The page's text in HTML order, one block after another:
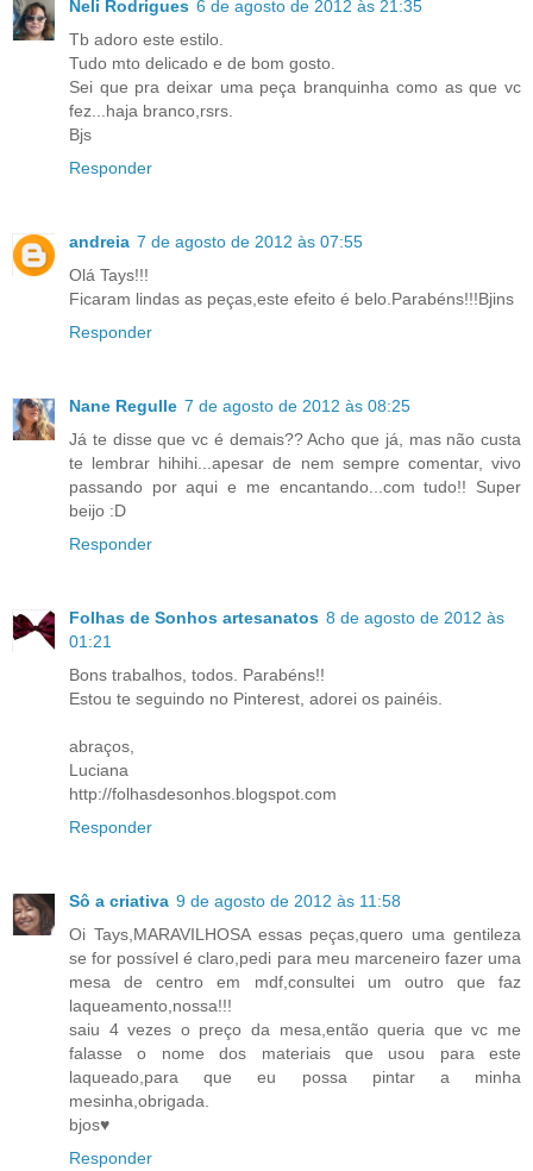
Neli Rodrigues 6 de agosto de 2012 às 21:35
Tb adoro este estilo.
Tudo mto delicado e de bom gosto.
Sei que pra deixar uma peça branquinha como as que vc
fez...haja branco,rsrs.
Bjs
Responder
andreia 7 de agosto de 2012 às 07:55
Olá Tays!!!
Ficaram lindas as peças,este efeito é belo.Parabéns!!!Bjins
Responder
Nane Regulle 7 de agosto de 2012 às 08:25
Já te disse que vc é demais?? Acho que já, mas não custa
te lembrar hihihi...apesar de nem sempre comentar, vivo
passando por aqui e me encantando...com tudo!! Super
beijo :D
Responder
Folhas de Sonhos artesanatos 8 de agosto de 2012 às
01:21
Bons trabalhos, todos. Parabéns!!
Estou te seguindo no Pinterest, adorei os painéis.
abraços,
Luciana
http://folhasdesonhos.blogspot.com
Responder
Sô a criativa 9 de agosto de 2012 às 11:58
Oi Tays,MARAVILHOSA essas peças,quero uma gentileza
se for possível é claro,pedi para meu marceneiro fazer uma
mesa de centro em mdf,consultei um outro que faz
laqueamento,nossa!!!
saiu 4 vezes o preço da mesa,então queria que vc me
falasse o nome dos materiais que usou para este
laqueado,para que eu possa pintar a minha
mesinha,obrigada.
bjos♥
Responder